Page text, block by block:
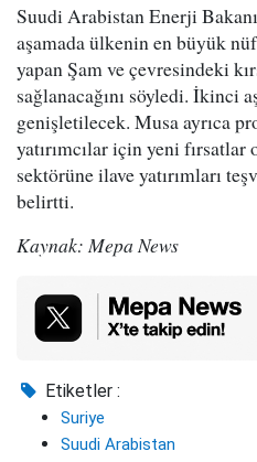
Suudi Arabistan Enerji
aşamada ülkenin en büyük
yapan Şam ve çevresindeki
sağlanacağını söyledi. İkinci
genişletilecek. Musa ayrıca
yatırımcılar için yeni
sektörüne ilave yatırımları
belirtti.
Kaynak: Mepa News
Etiketler :
Suriye
Suudi Arabistan